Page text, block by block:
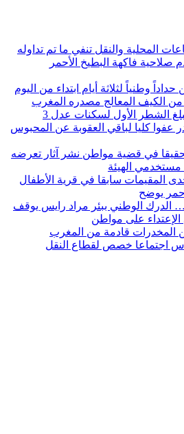
المحلية والنقل تنفي ما تم تداوله
فاكهة البطيخ الأحمر
وطنياً لثلاثة أيام ابتداء من اليوم
الكيف المعالج مصدره المغرب
الشطر الأول لسكنات عدل 3
عفوا كليا لباقي العقوبة عن المحبوس
في قضية مواطن نشر آثار تعرضه
مستخدمي الهيئة
المقيمات سابقا في قرية الأطفال
يوضح
من 24ساعة… الدرك الوطني ببئر مراد رايس يوقف
قادمة من المغرب
اجتماعا خصص لقطاع النقل